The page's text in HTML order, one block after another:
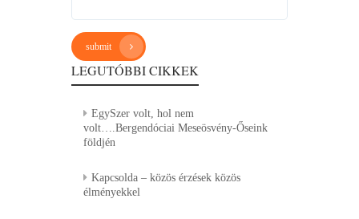
submit
LEGUTÓBBI CIKKEK
EgySzer volt, hol nem
volt….Bergendóciai Meseösvény-Őseink
földjén
Kapcsolda – közös érzések közös
élményekkel